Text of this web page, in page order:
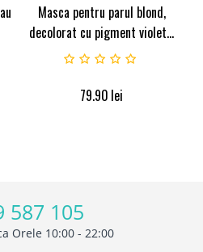
Masca pentru parul blond,
decolorat cu pigment violet...
79.90 lei
587 105
Orele 10:00 - 22:00